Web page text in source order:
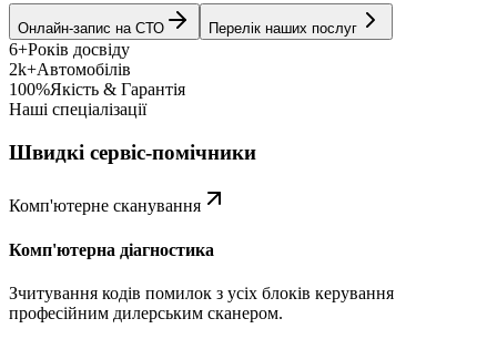
Онлайн-запис на СТО Перелік наших послуг
6+Років досвіду
2k+Автомобілів
100%Якість & Гарантія
Наші спеціалізації
Швидкі сервіс-помічники
Комп'ютерне сканування
Комп'ютерна діагностика
Зчитування кодів помилок з усіх блоків керування
професійним дилерським сканером.